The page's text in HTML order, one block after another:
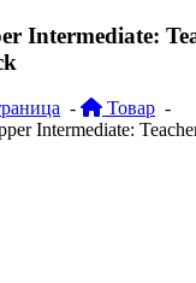
Intermediate:
- Товар -
Intermediate: